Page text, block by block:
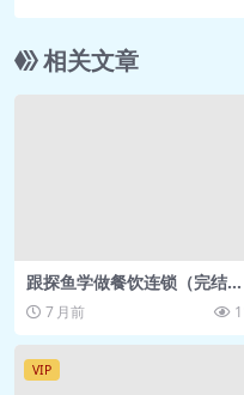
座.mp3
🎵 08.精准识
🎵 09.精准
🎵 14.精准
🎵 15.精准
🎵 16.精准
🎵 17.精准
相关文章
跟探鱼学做餐饮连锁（完结）
网盘资源 免费分享
7 月前
VIP